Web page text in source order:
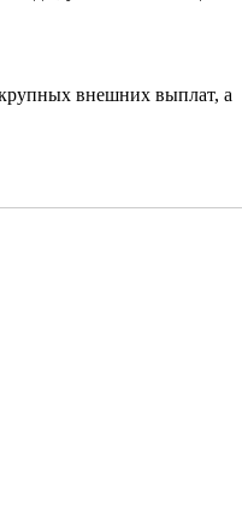
внешних выплат, а